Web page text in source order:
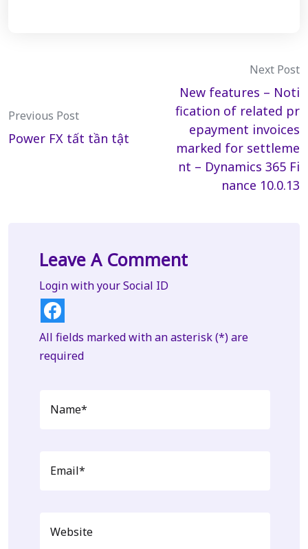
navigation
Previous Post
Power FX tất tần tật
Next Post
New features – Noti
fication of related pr
epayment invoices
marked for settleme
nt – Dynamics 365 Fi
nance 10.0.13
Leave A Comment
Login with your Social ID
All fields marked with an asterisk (*) are
required